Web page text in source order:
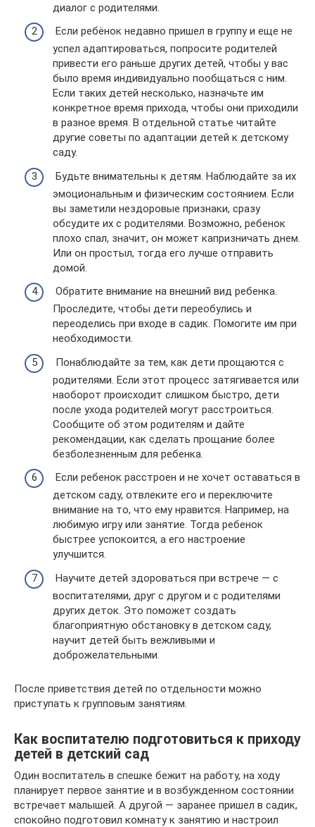
диалог с родителями.
Если ребёнок недавно пришел в группу и еще не
успел адаптироваться, попросите родителей
привести его раньше других детей, чтобы у вас
было время индивидуально пообщаться с ним.
Если таких детей несколько, назначьте им
конкретное время прихода, чтобы они приходили
в разное время. В отдельной статье читайте
другие советы по адаптации детей к детскому
саду.
Будьте внимательны к детям. Наблюдайте за их
эмоциональным и физическим состоянием. Если
вы заметили нездоровые признаки, сразу
обсудите их с родителями. Возможно, ребенок
плохо спал, значит, он может капризничать днем.
Или он простыл, тогда его лучше отправить
домой.
Обратите внимание на внешний вид ребенка.
Проследите, чтобы дети переобулись и
переоделись при входе в садик. Помогите им при
необходимости.
Понаблюдайте за тем, как дети прощаются с
родителями. Если этот процесс затягивается или
наоборот происходит слишком быстро, дети
после ухода родителей могут расстроиться.
Сообщите об этом родителям и дайте
рекомендации, как сделать прощание более
безболезненным для ребенка.
Если ребенок расстроен и не хочет оставаться в
детском саду, отвлеките его и переключите
внимание на то, что ему нравится. Например, на
любимую игру или занятие. Тогда ребенок
быстрее успокоится, а его настроение
улучшится.
Научите детей здороваться при встрече — с
воспитателями, друг с другом и с родителями
других деток. Это поможет создать
благоприятную обстановку в детском саду,
научит детей быть вежливыми и
доброжелательными.
После приветствия детей по отдельности можно
приступать к групповым занятиям.
Как воспитателю подготовиться к приходу
детей в детский сад
Один воспитатель в спешке бежит на работу, на ходу
планирует первое занятие и в возбужденном состоянии
встречает малышей. А другой — заранее пришел в садик,
спокойно подготовил комнату к занятию и настроил